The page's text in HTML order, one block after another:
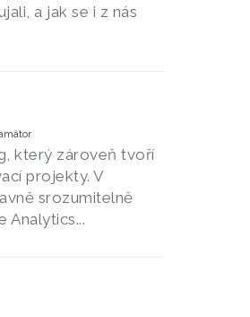
a jak se i z nás
který zároveň tvoří
projekty. V
srozumitelně
Analytics...